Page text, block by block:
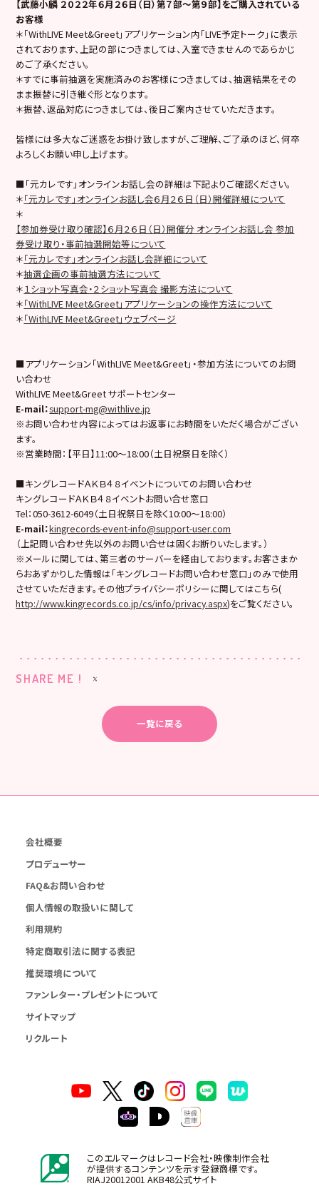
【武藤小麟 ２０２２年６月２６日（日）第７部～第９部】をご購入されている
お客様
＊「WithLIVE Meet&Greet」アプリケーション内「LIVE予定トーク」に表示
されております、上記の部につきましては、入室できませんのであらかじ
めご了承ください。
＊すでに事前抽選を実施済みのお客様につきましては、抽選結果をその
まま振替に引き継ぐ形となります。
＊振替、返品対応につきましては、後日ご案内させていただきます。
皆様には多大なご迷惑をお掛け致しますが、ご理解、ご了承のほど、何卒
よろしくお願い申し上げます。
■「元カレです」オンラインお話し会の詳細は下記よりご確認ください。
＊「元カレです」オンラインお話し会６月２６日（日）開催詳細について
＊
【参加券受け取り確認】６月２６日（日）開催分 オンラインお話し会 参加
券受け取り・事前抽選開始等について
＊「元カレです」オンラインお話し会詳細について
＊抽選企画の事前抽選方法について
＊１ショット写真会・２ショット写真会 撮影方法について
＊「WithLIVE Meet&Greet」アプリケーションの操作方法について
＊「WithLIVE Meet&Greet」ウェブページ
■アプリケーション「WithLIVE Meet&Greet」・参加方法についてのお問
い合わせ
WithLIVE Meet&Greet サポートセンター
E-mail：support-mg@withlive.jp
※お問い合わせ内容によってはお返事にお時間をいただく場合がござい
ます。
※営業時間：【平日】11:00〜18:00（土日祝祭日を除く）
■キングレコードＡＫＢ４８イベントについてのお問い合わせ
キングレコードＡＫＢ４８イベントお問い合せ窓口
Tel：050-3612-6049（土日祝祭日を除く10:00〜18:00）
E-mail：kingrecords-event-info@support-user.com
（上記問い合わせ先以外のお問い合せは固くお断りいたします。）
※メールに関しては、第三者のサーバーを経由しております。お客さまか
らおあずかりした情報は「キングレコードお問い合わせ窓口」のみで使用
させていただきます。その他プライバシーポリシーに関してはこちら(
http://www.kingrecords.co.jp/cs/info/privacy.aspx)をご覧ください。
SHARE ME !
一覧に戻る
会社概要
プロデューサー
FAQ&お問い合わせ
個人情報の取扱いに関して
利用規約
特定商取引法に関する表記
推奨環境について
ファンレター・プレゼントについて
サイトマップ
リクルート
このエルマークはレコード会社・映像制作会社
が提供するコンテンツを示す登録商標です。
RIAJ20012001 AKB48公式サイト